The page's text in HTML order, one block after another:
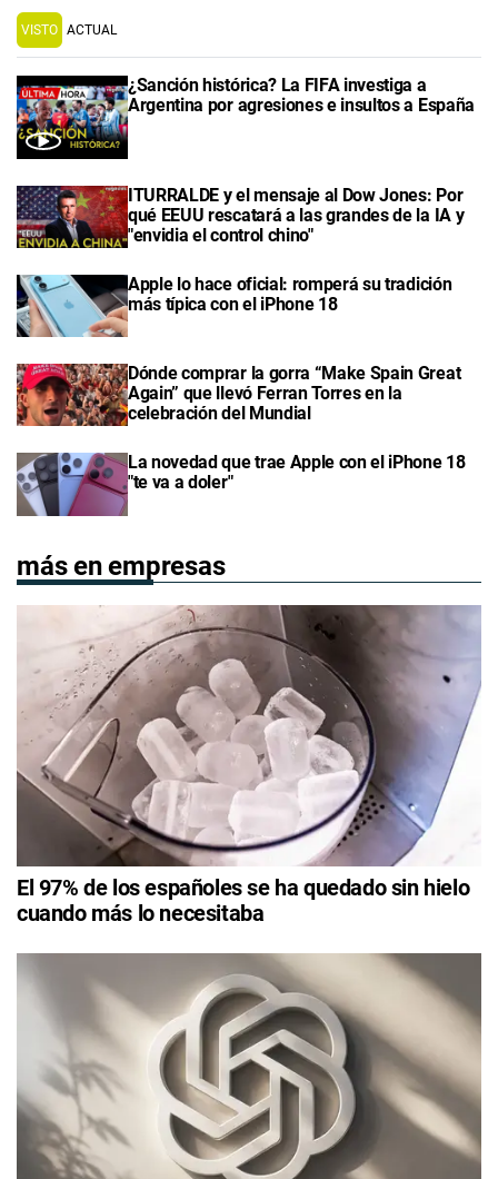
VISTO ACTUAL
¿Sanción histórica? La FIFA investiga a
Argentina por agresiones e insultos a España
ITURRALDE y el mensaje al Dow Jones: Por
qué EEUU rescatará a las grandes de la IA y
"envidia el control chino"
Apple lo hace oficial: romperá su tradición
más típica con el iPhone 18
Dónde comprar la gorra “Make Spain Great
Again” que llevó Ferran Torres en la
celebración del Mundial
La novedad que trae Apple con el iPhone 18
"te va a doler"
más en empresas
El 97% de los españoles se ha quedado sin hielo
cuando más lo necesitaba